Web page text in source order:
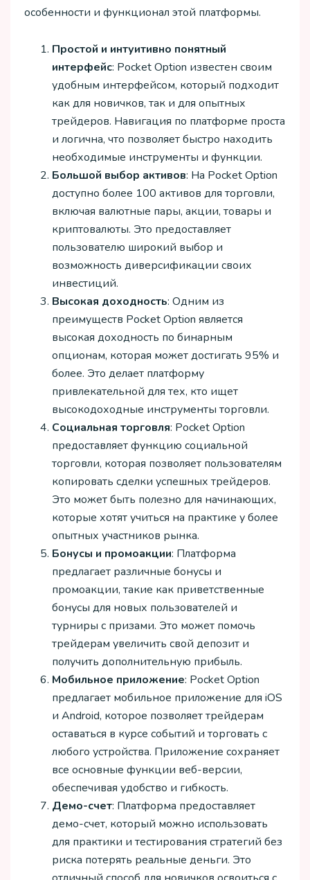
особенности и функционал этой платформы.
Простой и интуитивно понятный
интерфейс: Pocket Option известен своим
удобным интерфейсом, который подходит
как для новичков, так и для опытных
трейдеров. Навигация по платформе проста
и логична, что позволяет быстро находить
необходимые инструменты и функции.
Большой выбор активов: На Pocket Option
доступно более 100 активов для торговли,
включая валютные пары, акции, товары и
криптовалюты. Это предоставляет
пользователю широкий выбор и
возможность диверсификации своих
инвестиций.
Высокая доходность: Одним из
преимуществ Pocket Option является
высокая доходность по бинарным
опционам, которая может достигать 95% и
более. Это делает платформу
привлекательной для тех, кто ищет
высокодоходные инструменты торговли.
Социальная торговля: Pocket Option
предоставляет функцию социальной
торговли, которая позволяет пользователям
копировать сделки успешных трейдеров.
Это может быть полезно для начинающих,
которые хотят учиться на практике у более
опытных участников рынка.
Бонусы и промоакции: Платформа
предлагает различные бонусы и
промоакции, такие как приветственные
бонусы для новых пользователей и
турниры с призами. Это может помочь
трейдерам увеличить свой депозит и
получить дополнительную прибыль.
Мобильное приложение: Pocket Option
предлагает мобильное приложение для iOS
и Android, которое позволяет трейдерам
оставаться в курсе событий и торговать с
любого устройства. Приложение сохраняет
все основные функции веб-версии,
обеспечивая удобство и гибкость.
Демо-счет: Платформа предоставляет
демо-счет, который можно использовать
для практики и тестирования стратегий без
риска потерять реальные деньги. Это